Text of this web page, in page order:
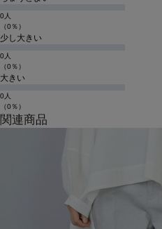
0人
（0％）
少し大きい
0人
（0％）
大きい
0人
（0％）
関連商品